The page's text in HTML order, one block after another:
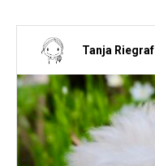
Tanja Riegraf